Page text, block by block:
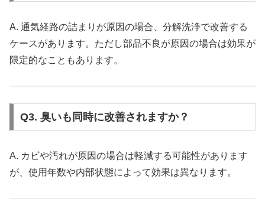
A. 通気経路の詰まりが原因の場合、分解洗浄で改善する
ケースがあります。ただし部品不良が原因の場合は効果が
限定的なこともあります。
Q3. 臭いも同時に改善されますか？
A. カビや汚れが原因の場合は軽減する可能性があります
が、使用年数や内部状態によって効果は異なります。